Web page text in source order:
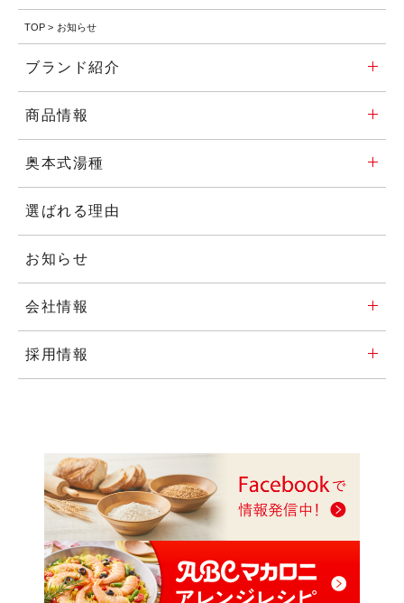
TOP > お知らせ
ブランド紹介
商品情報
奥本式湯種
選ばれる理由
お知らせ
会社情報
採用情報